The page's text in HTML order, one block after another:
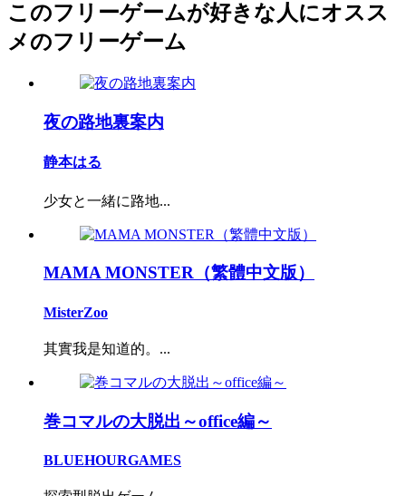
このフリーゲームが好きな人にオスス
メのフリーゲーム
夜の路地裏案内
静本はる
少女と一緒に路地...
MAMA MONSTER（繁體中文版）
MisterZoo
其實我是知道的。...
巻コマルの大脱出～office編～
BLUEHOURGAMES